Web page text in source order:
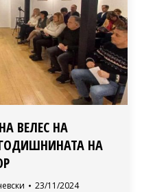
ВЕЛЕС НА
НА
23/11/2024